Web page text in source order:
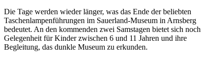
Die Tage werden wieder länger, was das Ende der beliebten
Taschenlampenführungen im Sauerland-Museum in Arnsberg
bedeutet. An den kommenden zwei Samstagen bietet sich noch
Gelegenheit für Kinder zwischen 6 und 11 Jahren und ihre
Begleitung, das dunkle Museum zu erkunden.